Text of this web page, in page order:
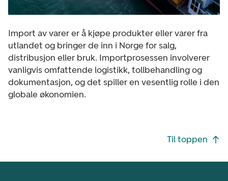
Import av varer er å kjøpe produkter eller varer fra
utlandet og bringer de inn i Norge for salg,
distribusjon eller bruk. Importprosessen involverer
vanligvis omfattende logistikk, tollbehandling og
dokumentasjon, og det spiller en vesentlig rolle i den
globale økonomien.
Til toppen